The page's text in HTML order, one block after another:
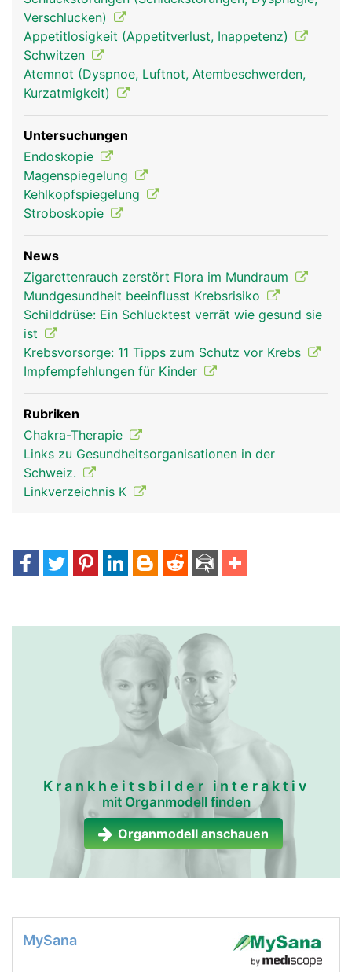
Kehlkopf Frau
Verschlucken)
Appetitlosigkeit (Appetitverlust, Inappetenz)
Schwitzen
Atemnot (Dyspnoe, Luftnot, Atembeschwerden,
Kurzatmigkeit)
Untersuchungen
Endoskopie
Magenspiegelung
Kehlkopfspiegelung
Stroboskopie
News
Zigarettenrauch zerstört Flora im Mundraum
Mundgesundheit beeinflusst Krebsrisiko
Schilddrüse: Ein Schlucktest verrät wie gesund sie
ist
Krebsvorsorge: 11 Tipps zum Schutz vor Krebs
Impfempfehlungen für Kinder
Rubriken
Chakra-Therapie
Links zu Gesundheitsorganisationen in der
Schweiz.
Linkverzeichnis K
Krankheitsbilder interaktiv
mit Organmodell finden
Organmodell anschauen
MySana